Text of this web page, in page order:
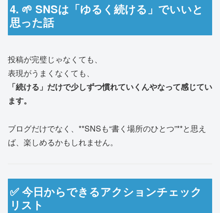
4. 🌱 SNSは「ゆるく続ける」でいいと
思った話
投稿が完璧じゃなくても、
表現がうまくなくても、
「続ける」だけで少しずつ慣れていくんやなって感じてい
ます。
ブログだけでなく、**SNSも“書く場所のひとつ”**と思え
ば、楽しめるかもしれません。
✅ 今日からできるアクションチェック
リスト